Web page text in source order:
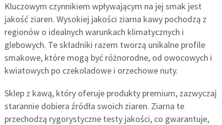
Kluczowym czynnikiem wpływającym na jej smak jest
jakość ziaren. Wysokiej jakości ziarna kawy pochodzą z
regionów o idealnych warunkach klimatycznych i
glebowych. Te składniki razem tworzą unikalne profile
smakowe, które mogą być różnorodne, od owocowych i
kwiatowych po czekoladowe i orzechowe nuty.
Sklep z kawą, który oferuje produkty premium, zazwyczaj
starannie dobiera źródła swoich ziaren. Ziarna te
przechodzą rygorystyczne testy jakości, co gwarantuje,